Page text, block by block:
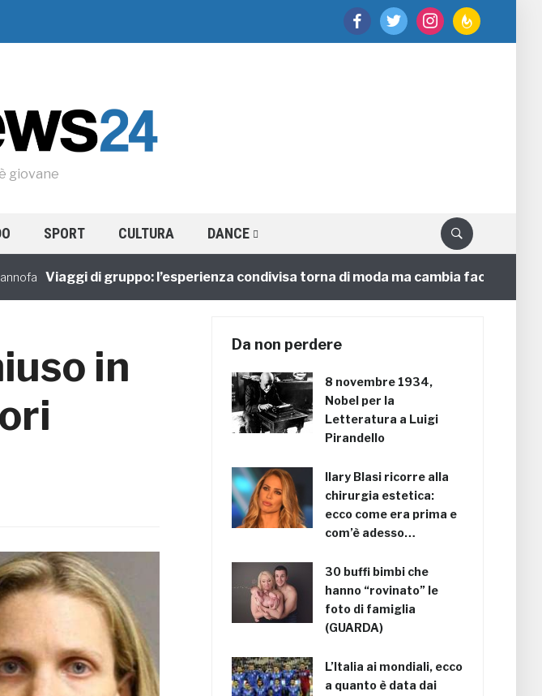
facebooktwitter instagramfeedburner
giovane
SPORT CULTURA DANCE
Viaggi di gruppo: l’esperienza condivisa torna di moda ma cambia faccia
in
Da non perdere
8 novembre 1934,
Nobel per la
Letteratura a Luigi
Pirandello
Ilary Blasi ricorre alla
chirurgia estetica:
ecco come era prima e
com’è adesso…
30 buffi bimbi che
hanno “rovinato” le
foto di famiglia
(GUARDA)
L’Italia ai mondiali, ecco
a quanto è data dai